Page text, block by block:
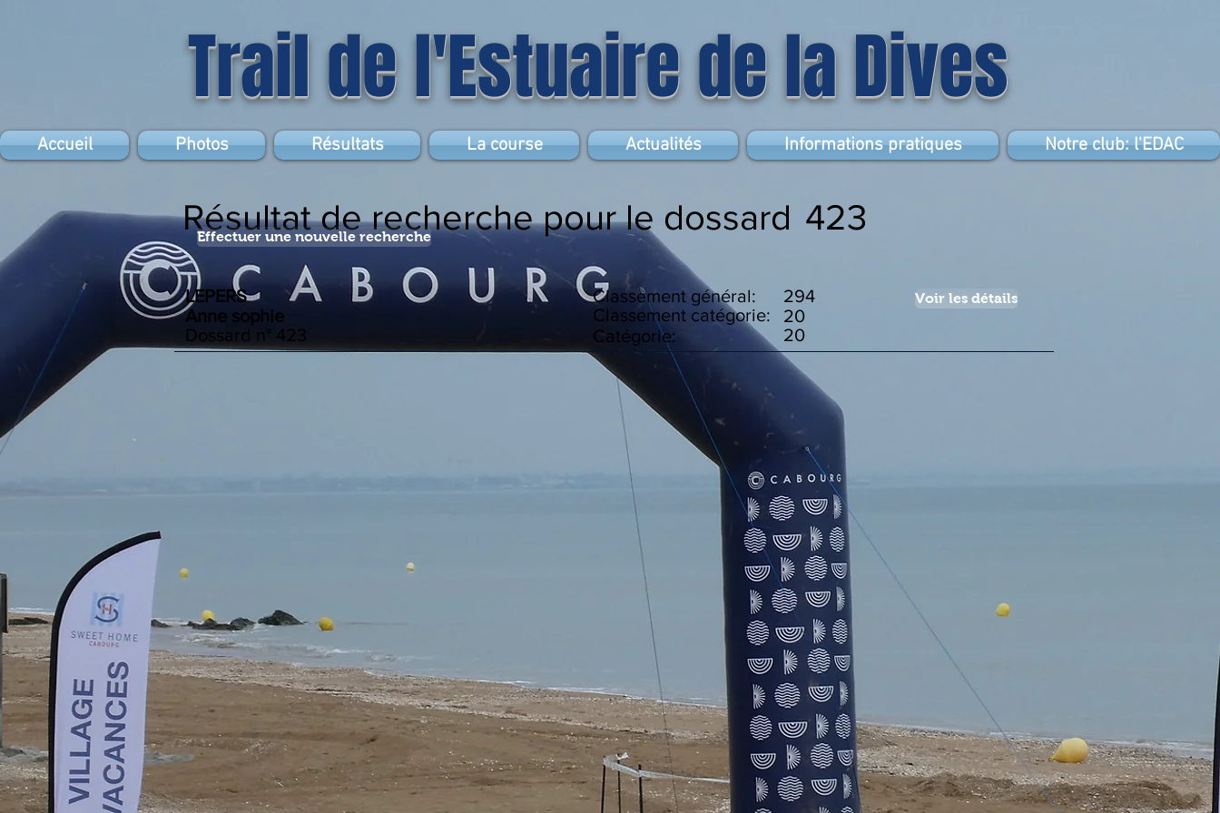
Trail de l'Estuaire de la Dives
Accueil Photos Résultats La course Actualités Informations pratiques Notre club: l'EDAC
Résultat de recherche pour le dossard 423
LEPERS
Dossard n°
Anne sophie
423
Catégorie:
Classement général:
294
Classement catégorie:
20
20
Voir les détails
Effectuer une nouvelle recherche